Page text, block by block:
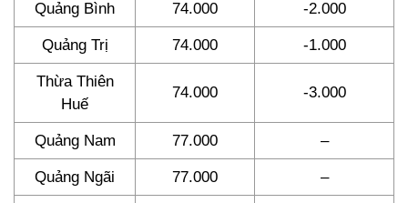
Quảng Bình 74.000 -2.000
Quảng Trị 74.000 -1.000
Thừa Thiên
Huế
74.000 -3.000
Quảng Nam 77.000 –
Quảng Ngãi 77.000 –